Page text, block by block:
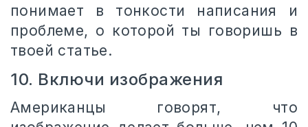
понимает в тонкости написания и
проблеме, о которой ты говоришь в
твоей статье.
10. Включи изображения
Американцы говорят, что